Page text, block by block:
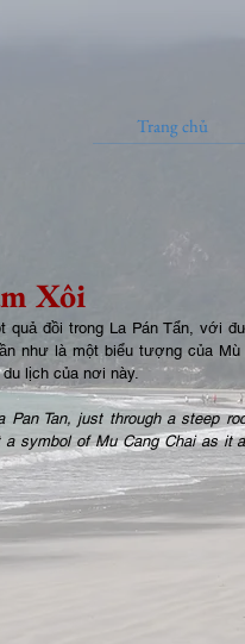
Trang chủ
Xôi
quả đồi trong La Pán Tẩn, với
như là một biểu tượng của Mù
du lịch của nơi này.
Tan, just through a steep
symbol of Mu Cang Chai as it